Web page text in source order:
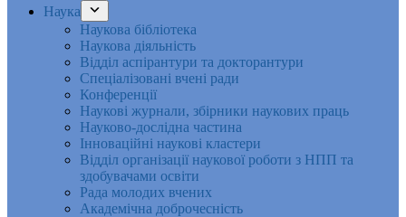
Наука
Наукова бібліотека
Наукова діяльність
Відділ аспірантури та докторантури
Спеціалізовані вчені ради
Конференції
Наукові журнали, збірники наукових праць
Науково-дослідна частина
Інноваційні наукові кластери
Відділ організації наукової роботи з НПП та
здобувачами освіти
Рада молодих вчених
Академічна доброчесність